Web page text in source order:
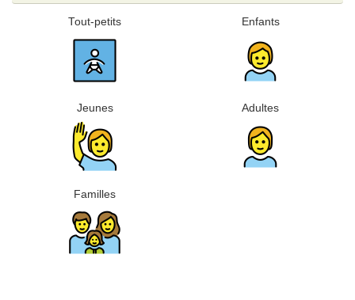
Tout-petits Enfants
Jeunes Adultes
Familles